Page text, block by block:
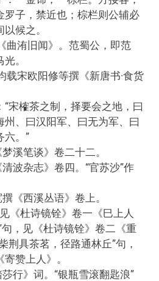
罗子，禁近也；棕栏则公辅必
候之。
曲洧旧闻》。范蜀公，即范
。
载宋欧阳修等撰《新唐书·食货
“宋榷茶之制，择要会之地，曰
、曰汉阳军、曰无为军、曰
六。”
溪笔谈》卷二十二。
波杂志》卷四。“官苏沙”作
《西溪丛语》卷上。
《杜诗镜铨》卷一《巳上人
，见《杜诗镜铨》卷二《重
荆具茶茗，径路通林丘”句，
赞上人》。
行》词。“银瓶雪滚翻匙浪”